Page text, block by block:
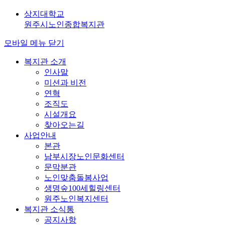
상지대학교
원주시노인종합복지관
모바일 메뉴 닫기
복지관 소개
인사말
미션과 비전
연혁
조직도
시설개요
찾아오는길
사업안내
본관
남부시장노인문화센터
문막분관
노인맞춤돌봄사업
생명숲100세힐링센터
원주노인복지센터
복지관 소식통
공지사항